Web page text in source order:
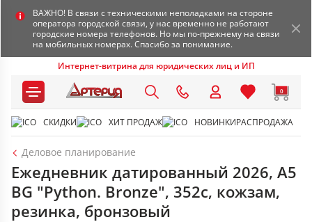
ВАЖНО! В связи с техническими неполадками на стороне
оператора городской связи, у нас временно не работают
городские номера телефонов. Но мы по-прежнему на связи
на мобильных номерах. Спасибо за понимание.
Интернет-витрина для юридических лиц и ИП
0
СКИДКИ ХИТ ПРОДАЖ НОВИНКИРАСПРОДАЖА
Деловое планирование
Ежедневник датированный 2026, А5
BG "Python. Bronze", 352с, кожзам,
резинка, бронзовый